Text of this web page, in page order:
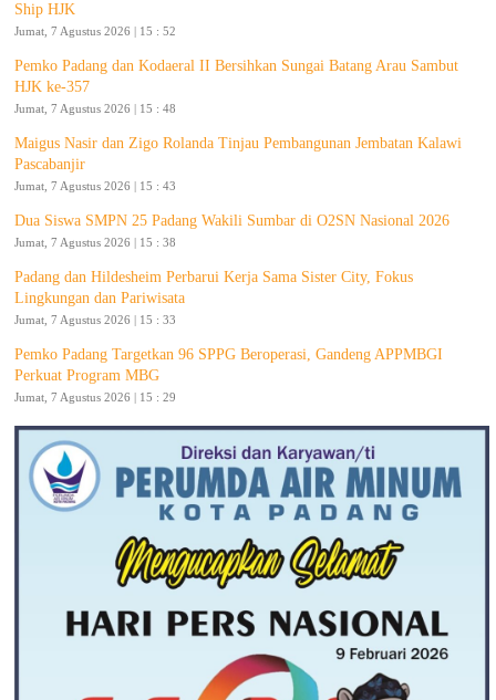
Ship HJK
Jumat, 7 Agustus 2026 | 15 : 52
Pemko Padang dan Kodaeral II Bersihkan Sungai Batang Arau Sambut
HJK ke-357
Jumat, 7 Agustus 2026 | 15 : 48
Maigus Nasir dan Zigo Rolanda Tinjau Pembangunan Jembatan Kalawi
Pascabanjir
Jumat, 7 Agustus 2026 | 15 : 43
Dua Siswa SMPN 25 Padang Wakili Sumbar di O2SN Nasional 2026
Jumat, 7 Agustus 2026 | 15 : 38
Padang dan Hildesheim Perbarui Kerja Sama Sister City, Fokus
Lingkungan dan Pariwisata
Jumat, 7 Agustus 2026 | 15 : 33
Pemko Padang Targetkan 96 SPPG Beroperasi, Gandeng APPMBGI
Perkuat Program MBG
Jumat, 7 Agustus 2026 | 15 : 29